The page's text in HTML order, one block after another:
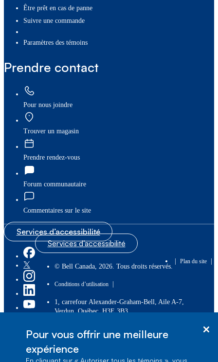
Être prêt en cas de panne
Suivre une commande
paramètres des témoins
Prendre contact
Pour nous joindre
Trouver un magasin
Prendre rendez-vous
Forum communautaire
Commentaires sur le site
Services d’accessibilité
Services d’accessibilité
© Bell Canada, 2026. Tous droits réservés.
Plan du site
Conditions d’utilisation
1, carrefour Alexander-Graham-Bell, Aile A-7,
Verdun, Québec, H3E 3B3
Pour vous offrir une meilleure
expérience
En cliquant sur « Autoriser tous les témoins », vous